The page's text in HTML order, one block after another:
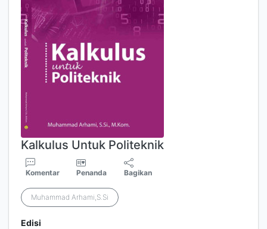
Kalkulus Untuk Politeknik
Komentar Penanda Bagikan
Muhammad Arhami,S.Si
Edisi